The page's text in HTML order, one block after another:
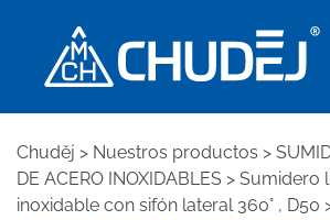
Chuděj > Nuestros productos >
DE ACERO INOXIDABLES > Sumidero
inoxidable con sifón lateral 360° , D50